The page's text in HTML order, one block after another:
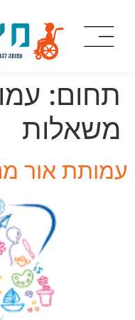
תחום:
משאלות
עמותת אור